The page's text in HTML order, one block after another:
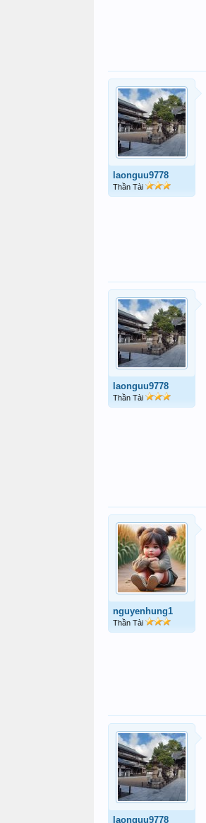
laonguu9778
Thần Tài
laonguu9778
Thần Tài
nguyenhung1
Thần Tài
laonguu9778